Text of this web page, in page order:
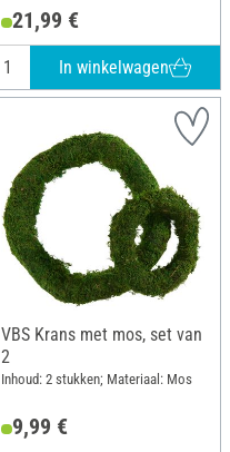
21,99 €
In winkelwagen
VBS Krans met mos, set van
2
Inhoud: 2 stukken; Materiaal: Mos
9,99 €